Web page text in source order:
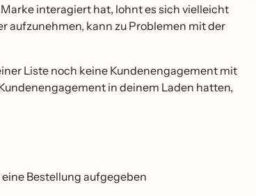
interagiert hat, lohnt es sich vielleicht
aufzunehmen, kann zu Problemen mit der
Liste noch keine Kundenengagement mit
in deinem Laden hatten,
Bestellung aufgegeben